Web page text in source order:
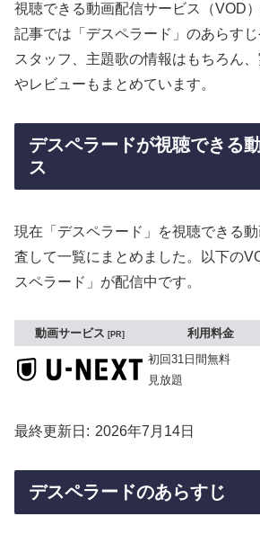
視聴できる動画配信サービス（VOD
記事では「デスペラード」のあらすじ
スタッフ、主題歌の情報はもちろん
やレビューもまとめています。
デスペラードが視聴できる
ス
現在「デスペラード」を視聴できる
査して一覧にまとめました。以下の
スペラード」が配信中です。
動画サービス PR 利用料金
初回31日間無料
見放題
最終更新日 2026年7月14日
デスペラードのあらすじ